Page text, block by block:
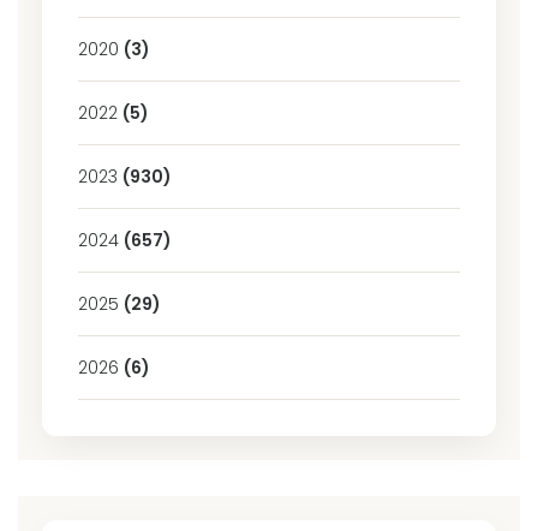
2020 (3)
2022 (5)
2023 (930)
2024 (657)
2025 (29)
2026 (6)